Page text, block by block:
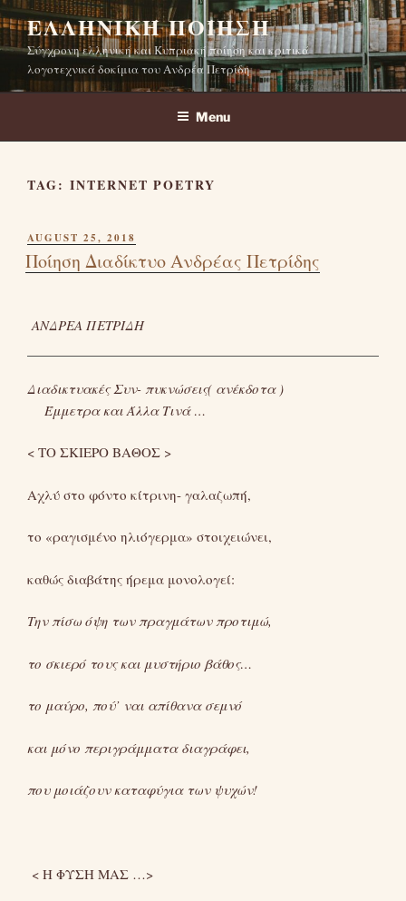
Skip
to
content
ΕΛΛΗΝΙΚΉ ΠΟΊΗΣΗ
Σύγχρονη ελληνική και Κυπριακή ποίηση και κριτικά
λογοτεχνικά δοκίμια του Ανδρέα Πετρίδη
Menu
TAG: INTERNET POETRY
POSTED
ON
AUGUST 25, 2018
Ποίηση Διαδίκτυο Ανδρέας Πετρίδης
ΑΝΔΡΕΑ ΠΕΤΡΙΔΗ
Διαδικτυακές Συν- πυκνώσεις( ανέκδοτα )
Έμμετρα και Άλλα Τινά …
< ΤΟ ΣΚΙΕΡΟ ΒΑΘΟΣ >
Αχλύ στο φόντο κίτρινη- γαλαζωπή,
το «ραγισμένο ηλιόγερμα» στοιχειώνει,
καθώς διαβάτης ήρεμα μονολογεί:
Την πίσω όψη των πραγμάτων προτιμώ,
το σκιερό τους και μυστήριο βάθος…
το μαύρο, πού’ ναι απίθανα σεμνό
και μόνο περιγράμματα διαγράφει,
που μοιάζουν καταφύγια των ψυχών!
< Η ΦΥΣΗ ΜΑΣ …>